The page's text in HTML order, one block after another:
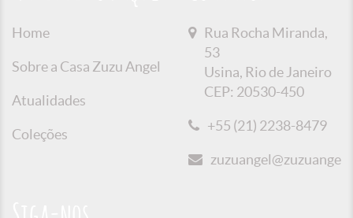
Home
Sobre a Casa Zuzu Angel
Atualidades
Coleções
Rua Rocha Miranda,
53
Usina, Rio de Janeiro
CEP: 20530-450
+55 (21) 2238-8479